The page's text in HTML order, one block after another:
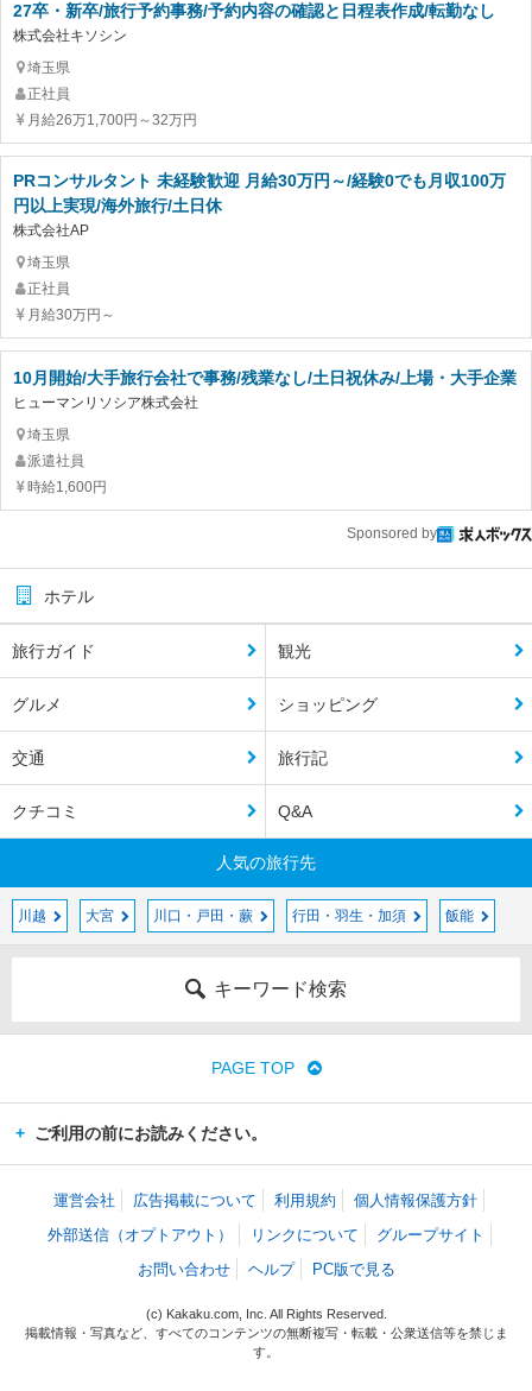
27卒・新卒/旅行予約事務/予約内容の確認と日程表作成/転勤なし
株式会社キソシン
埼玉県
正社員
月給26万1,700円～32万円
PRコンサルタント 未経験歓迎 月給30万円～/経験0でも月収100万
円以上実現/海外旅行/土日休
株式会社AP
埼玉県
正社員
月給30万円～
10月開始/大手旅行会社で事務/残業なし/土日祝休み/上場・大手企業
ヒューマンリソシア株式会社
埼玉県
派遣社員
時給1,600円
Sponsored by
ホテル
旅行ガイド 観光
グルメ ショッピング
交通 旅行記
クチコミ Q&A
人気の旅行先
川越 大宮 川口・戸田・蕨 行田・羽生・加須 飯能
キーワード検索
PAGE TOP
ご利用の前にお読みください。
運営会社 広告掲載について 利用規約
個人情報保護方針
外部送信（オプトアウト）
リンクについて
グループサイト
お問い合わせ
ヘルプ PC版で見る
(c) Kakaku.com, Inc. All Rights Reserved.
掲載情報・写真など、すべてのコンテンツの無断複写・転載・公衆送信等を禁じま
す。